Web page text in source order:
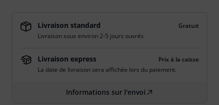
Livraison standard
Gratuit
Livraison sous environ 2-5 jours ouvrés
Livraison express
Prix à la caisse
La date de livraison sera affichée lors du paiement.
Informations sur l'envoi